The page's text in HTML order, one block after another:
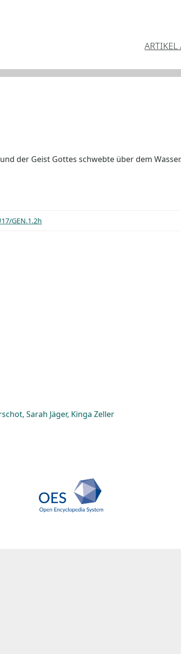
ARTIKEL
der Geist Gottes schwebte über dem Wasser.
GEN.1.2h
Sarah Jäger, Kinga Zeller